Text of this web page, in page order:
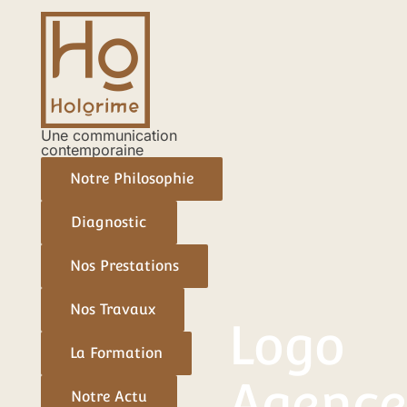
Une communication
contemporaine
Notre Philosophie
Diagnostic
Nos Prestations
Nos Travaux
La Formation
Notre Actu
Logo